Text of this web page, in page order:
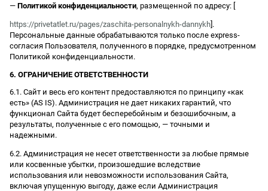
— Политикой конфиденциальности, размещенной по адресу: [
https://privetatlet.ru/pages/zaschita-personalnykh-dannykh].
Персональные данные обрабатываются только после express-
согласия Пользователя, полученного в порядке, предусмотренном
Политикой конфиденциальности.
6. ОГРАНИЧЕНИЕ ОТВЕТСТВЕННОСТИ
6.1. Сайт и весь его контент предоставляются по принципу «как
есть» (AS IS). Администрация не дает никаких гарантий, что
функционал Сайта будет бесперебойным и безошибочным, а
результаты, полученные с его помощью, — точными и
надежными.
6.2. Администрация не несет ответственности за любые прямые
или косвенные убытки, произошедшие вследствие
использования или невозможности использования Сайта,
включая упущенную выгоду, даже если Администрация